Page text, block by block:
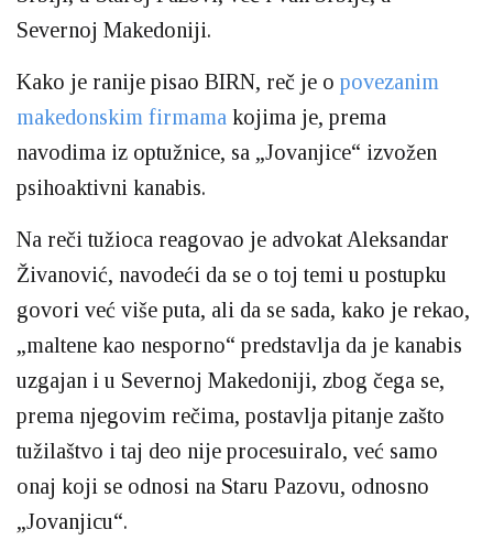
Severnoj Makedoniji.
Kako je ranije pisao BIRN, reč je o povezanim
makedonskim firmama kojima je, prema
navodima iz optužnice, sa „Jovanjice“ izvožen
psihoaktivni kanabis.
Na reči tužioca reagovao je advokat Aleksandar
Živanović, navodeći da se o toj temi u postupku
govori već više puta, ali da se sada, kako je rekao,
„maltene kao nesporno“ predstavlja da je kanabis
uzgajan i u Severnoj Makedoniji, zbog čega se,
prema njegovim rečima, postavlja pitanje zašto
tužilaštvo i taj deo nije procesuiralo, već samo
onaj koji se odnosi na Staru Pazovu, odnosno
„Jovanjicu“.